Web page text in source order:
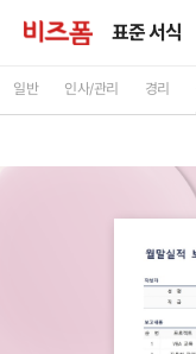
표준 서식
일반 인사/관리 경리